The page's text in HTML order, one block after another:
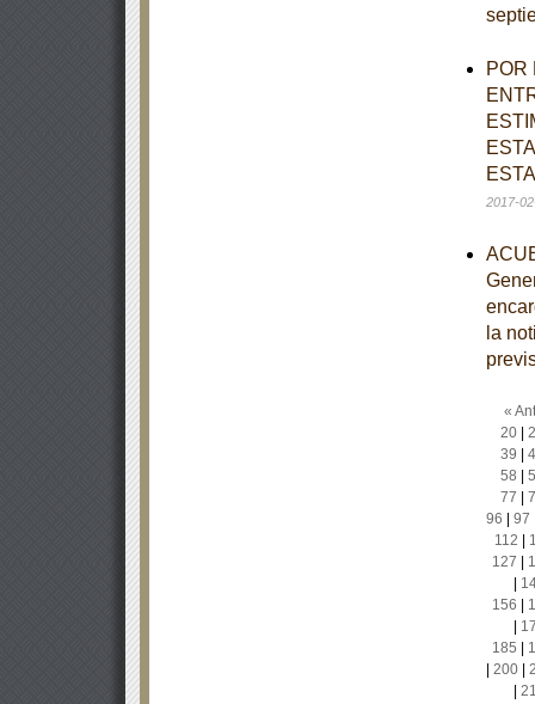
POR
2017-
la
«
20|
39
58
77
96
97
112
127
156
185
200|